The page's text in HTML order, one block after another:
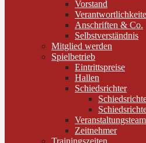
Vorstand
Anschriften & Co.
Selbstverständnis
Mitglied werden
Spielbetrieb
Eintrittspreise
Hallen
Schiedsrichter
Veranstaltungsteam
Zeitnehmer
Trainingszeiten